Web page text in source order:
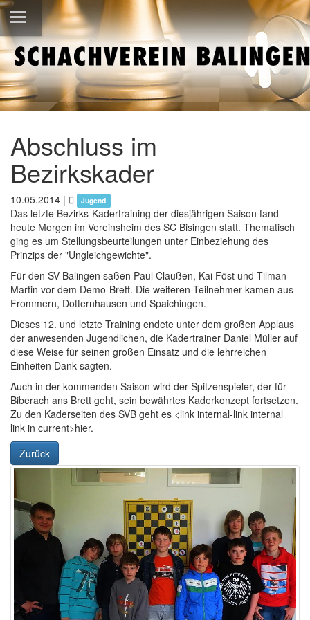
Abschluss im
Bezirkskader
10.05.2014 | Jugend
Das letzte Bezirks-Kadertraining der diesjährigen Saison fand
heute Morgen im Vereinsheim des SC Bisingen statt. Thematisch
ging es um Stellungsbeurteilungen unter Einbeziehung des
Prinzips der "Ungleichgewichte".
Für den SV Balingen saßen Paul Claußen, Kai Föst und Tilman
Martin vor dem Demo-Brett. Die weiteren Teilnehmer kamen aus
Frommern, Dotternhausen und Spaichingen.
Dieses 12. und letzte Training endete unter dem großen Applaus
der anwesenden Jugendlichen, die Kadertrainer Daniel Müller auf
diese Weise für seinen großen Einsatz und die lehrreichen
Einheiten Dank sagten.
Auch in der kommenden Saison wird der Spitzenspieler, der für
Biberach ans Brett geht, sein bewährtes Kaderkonzept fortsetzen.
Zu den Kaderseiten des SVB geht es <link internal-link internal
link in current>hier.
Zurück